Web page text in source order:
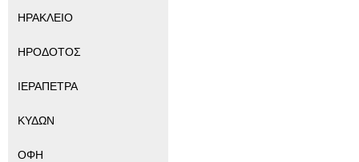
ΗΡΑΚΛΕΙΟ
ΗΡΟΔΟΤΟΣ
ΙΕΡΑΠΕΤΡΑ
ΚΥΔΩΝ
ΟΦΗ